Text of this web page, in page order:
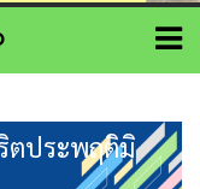
ตประพฤติมิ